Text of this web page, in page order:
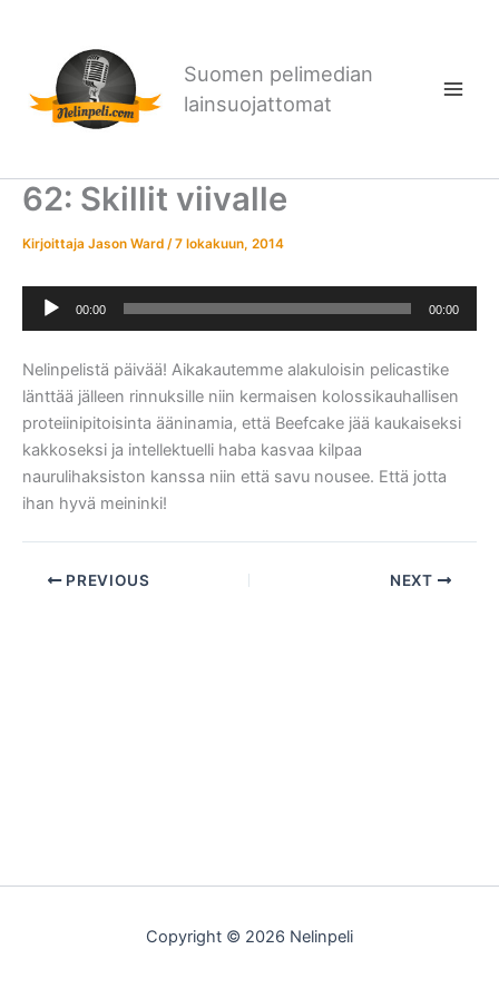
Suomen pelimedian
lainsuojattomat
62: Skillit viivalle
Kirjoittaja Jason Ward /7 lokakuun, 2014
Äänitoistin
00:00 00:00
Nelinpelistä päivää! Aikakautemme alakuloisin pelicastike
länttää jälleen rinnuksille niin kermaisen kolossikauhallisen
proteiinipitoisinta ääninamia, että Beefcake jää kaukaiseksi
kakkoseksi ja intellektuelli haba kasvaa kilpaa
naurulihaksiston kanssa niin että savu nousee. Että jotta
ihan hyvä meininki!
PREVIOUS NEXT
Copyright © 2026 Nelinpeli